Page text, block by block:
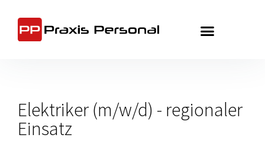
Inhalt
springen
Elektriker (m/w/d) - regionaler
Einsatz